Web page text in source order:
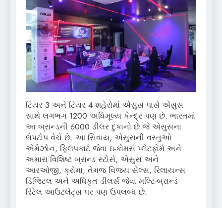
ટિયર 3 અને ટિયર 4 શહેરોમાં એસુસ પાસે એસુસ
સાથે લગભગ 1200 અધિમૂલ્ય કેન્દ્ર પણ છે. ભારતમાં
આ બ્રાન્ડની 6000 ડીલર દુકાનો છે જે એસુસના
લેપટોપ વેચે છે. આ સિવાય, એસુસની વસ્તુઓ
એમેઝોન, ફ્લિપકાર્ટ જેવા ઇ-કોમર્સ પ્લેટફોર્મ અને
અમારા વિશિષ્ટ બ્રાન્ડ સ્ટોર્સ, એસુસ અને
આરઓજી, ક્રોમા, તેમજ વિજય સેલ્સ, રિલાયન્સ
ડિજિટલ અને અધિકૃત ડીલર્સ જેવા મલ્ટિ-બ્રાન્ડ
રિટેલ આઉટલેટ્સ પર પણ ઉપલબ્ધ છે.